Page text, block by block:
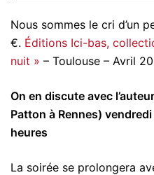
Nous sommes le cri d’un
€. Éditions Ici-bas,
nuit » – Toulouse – Avril
On en discute avec
Patton à Rennes)
heures
La soirée se prolongera